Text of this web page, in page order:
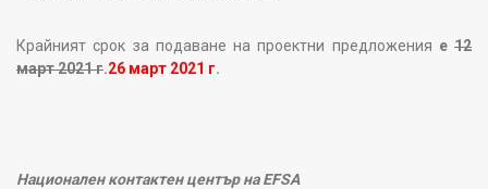
Крайният срок за подаване на проектни предложения е 12
март 2021 г.26 март 2021 г.
Национален контактен център на EFSA